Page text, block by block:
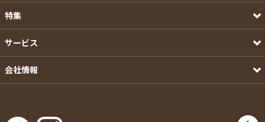
特集
サービス
会社情報